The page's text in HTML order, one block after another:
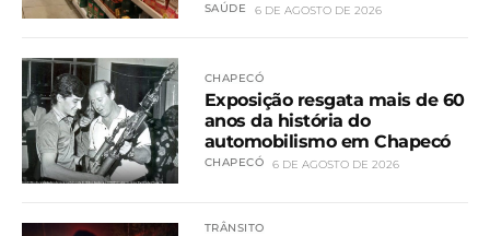
SAÚDE 6 DE AGOSTO DE 2026
CHAPECÓ
Exposição resgata mais de 60
anos da história do
automobilismo em Chapecó
CHAPECÓ 6 DE AGOSTO DE 2026
TRÂNSITO